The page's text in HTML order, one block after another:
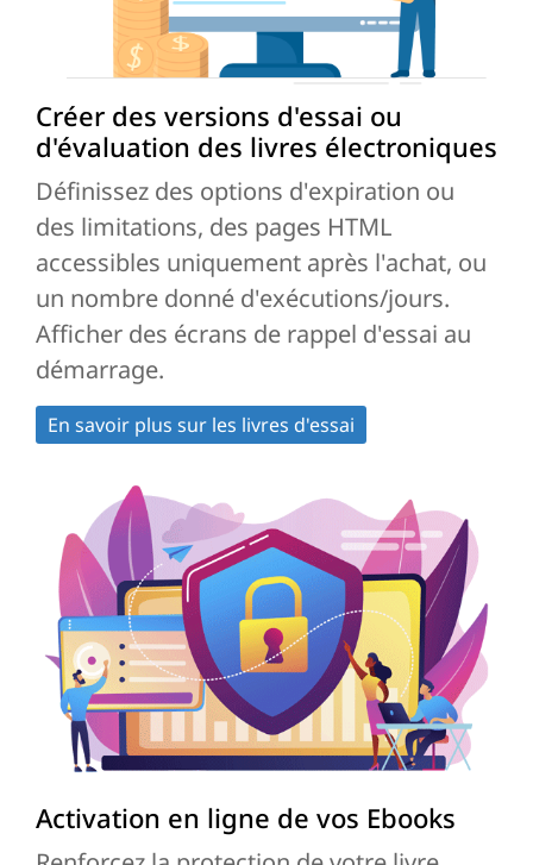
Créer des versions d'essai ou
d'évaluation des livres électroniques
Définissez des options d'expiration ou
des limitations, des pages HTML
accessibles uniquement après l'achat, ou
un nombre donné d'exécutions/jours.
Afficher des écrans de rappel d'essai au
démarrage.
En savoir plus sur les livres d'essai
Activation en ligne de vos Ebooks